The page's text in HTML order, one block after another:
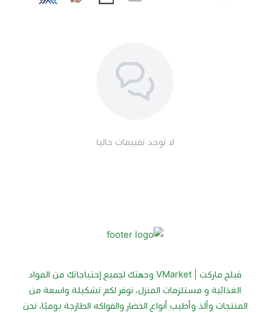
لا توجد تقييمات حاليا
فيلج ماركت | VMarket وجهتك لجميع إحتياجاتك من المواد
الغذائية و مستلزمات المنزل، نوفر لكم تشكيلة واسعة من
المنتجات وألذ وأطيب أنواع الخضار والفواكه الطازجة يوميًا، نحن